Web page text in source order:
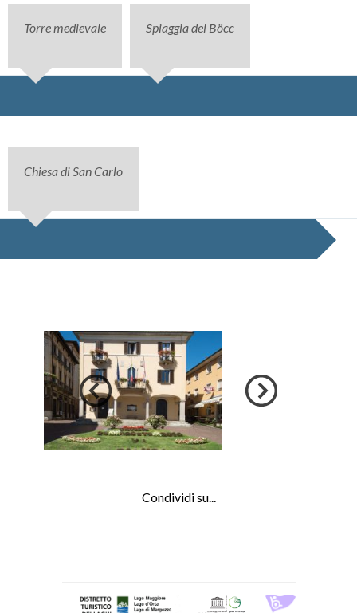
Torre medievale Spiaggia del Böcc
Chiesa di San Carlo
Condividi su...